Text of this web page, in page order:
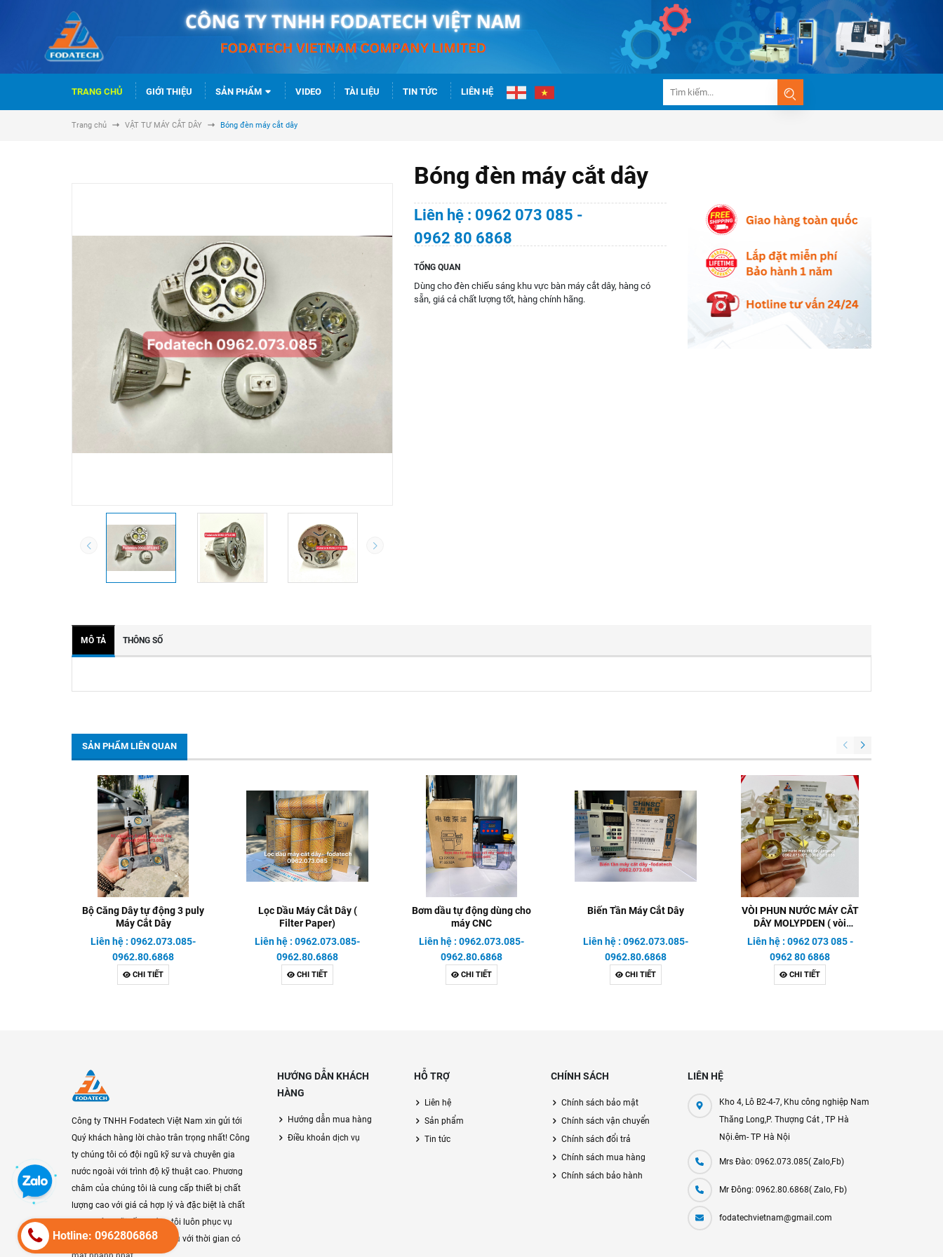
TRANG CHỦ GIỚI THIỆU SẢN PHẨM VIDEO TÀI LIỆU TIN TỨC LIÊN HỆ
Trang chủ VẬT TƯ MÁY CẮT DÂY Bóng đèn máy cắt dây
Bóng đèn máy cắt dây
Liên hệ : 0962 073 085 -
0962 80 6868
TỔNG QUAN
Dùng cho đèn chiếu sáng khu vực bàn máy cắt dây, hàng có
sẵn, giá cả chất lượng tốt, hàng chính hãng.
MÔ TẢ THÔNG SỐ
SẢN PHẨM LIÊN QUAN
Bộ Căng Dây tự động 3 puly
Máy Cắt Dây
Liên hệ : 0962.073.085-
0962.80.6868
CHI TIẾT
Lọc Dầu Máy Cắt Dây (
Filter Paper)
Liên hệ : 0962.073.085-
0962.80.6868
CHI TIẾT
Bơm dầu tự động dùng cho
máy CNC
Liên hệ : 0962.073.085-
0962.80.6868
CHI TIẾT
Biến Tần Máy Cắt Dây
Liên hệ : 0962.073.085-
0962.80.6868
CHI TIẾT
VÒI PHUN NƯỚC MÁY CẮT
DÂY MOLYPDEN ( vòi
ngang)
Liên hệ : 0962 073 085 -
0962 80 6868
CHI TIẾT
Công ty TNHH Fodatech Việt Nam xin gửi tới
Quý khách hàng lời chào trân trọng nhất! Công
ty chúng tôi có đội ngũ kỹ sư và chuyên gia
nước ngoài với trình độ kỹ thuật cao. Phương
châm của chúng tôi là cung cấp thiết bị chất
lượng cao với giá cả hợp lý và đặc biệt là chất
lượng hậu mãi tốt. Chúng tôi luôn phục vụ
khách hàng ở bất cứ nơi đâu với thời gian có
HƯỚNG DẪN KHÁCH
HÀNG
Hướng dẫn mua hàng
Điều khoản dịch vụ
HỖ TRỢ
Liên hệ
Sản phẩm
Tin tức
CHÍNH SÁCH
Chính sách bảo mật
Chính sách vận chuyển
Chính sách đổi trả
Chính sách mua hàng
Chính sách bảo hành
LIÊN HỆ
Kho 4, Lô B2-4-7, Khu công nghiệp Nam
Thăng Long,P. Thượng Cát , TP Hà
Nội.êm- TP Hà Nội
Mrs Đào: 0962.073.085( Zalo,Fb)
Mr Đông: 0962.80.6868( Zalo, Fb)
fodatechvietnam@gmail.com
Hotline: 0962806868